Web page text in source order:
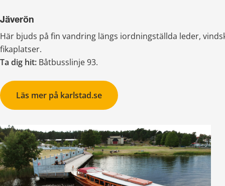
Jäverön
Här bjuds på fin vandring längs iordningställda leder,
fikaplatser.
Ta dig hit: Båtbusslinje 93.
Läs mer på karlstad.se